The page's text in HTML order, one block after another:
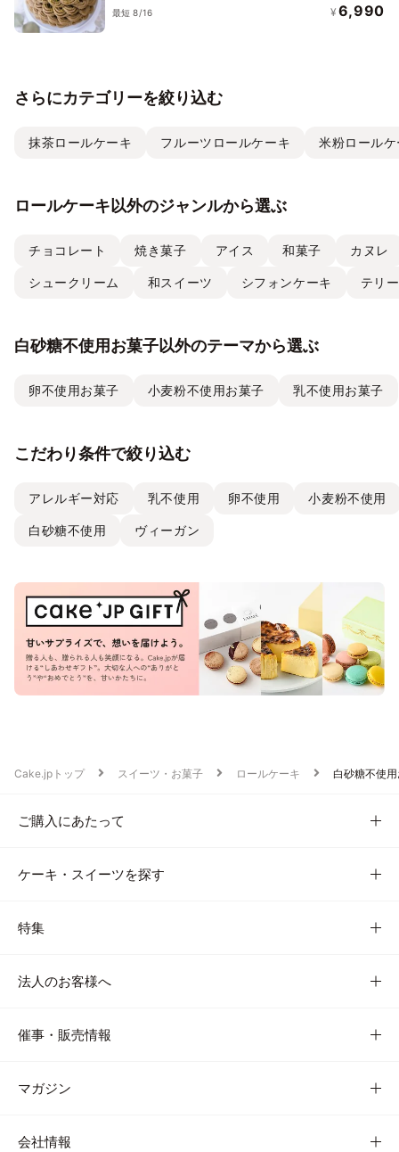
最短 8/16 ¥ 6,990
さらにカテゴリーを絞り込む
抹茶ロールケーキ フルーツロールケーキ 米粉ロール
ロールケーキ以外のジャンルから選ぶ
チョコレート 焼き菓子 アイス 和菓子 カヌレ
シュークリーム 和スイーツ シフォンケーキ テリ
白砂糖不使用お菓子以外のテーマから選ぶ
卵不使用お菓子 小麦粉不使用お菓子 乳不使用お菓子
こだわり条件で絞り込む
アレルギー対応 乳不使用 卵不使用 小麦粉不使用
白砂糖不使用 ヴィーガン
Cake.jpトップ スイーツ・お菓子 ロールケーキ 白砂糖不使
ご購入にあたって
ケーキ・スイーツを探す
特集
法人のお客様へ
催事・販売情報
マガジン
会社情報